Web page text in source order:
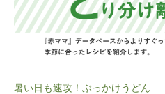
暑い日も速攻！ぶっかけうどん